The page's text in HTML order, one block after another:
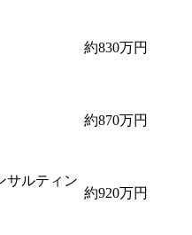
約830万円
約870万円
サルティン
約920万円